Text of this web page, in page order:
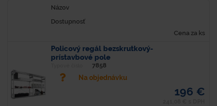
Názov
Dostupnosť
Cena za ks
Policový regál bezskrutkový-
prístavbové pole
7858
Na objednávku
196 €